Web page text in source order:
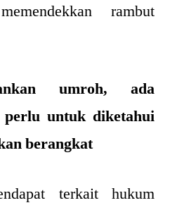
rambut
umroh, ada
perlu untuk diketahui
berangkat
terkait hukum